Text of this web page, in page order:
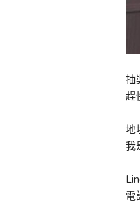
抽
趕
地
我
電